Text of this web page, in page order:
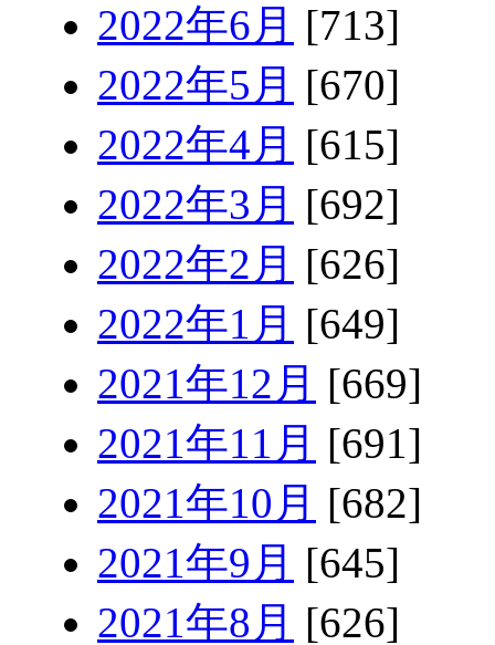
2022年6月 [713]
2022年5月 [670]
2022年4月 [615]
2022年3月 [692]
2022年2月 [626]
2022年1月 [649]
2021年12月 [669]
2021年11月 [691]
2021年10月 [682]
2021年9月 [645]
2021年8月 [626]